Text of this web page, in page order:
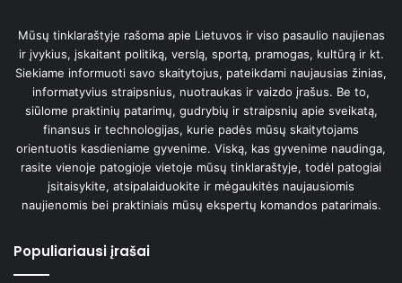
Mūsų tinklaraštyje rašoma apie Lietuvos ir viso pasaulio naujienas
ir įvykius, įskaitant politiką, verslą, sportą, pramogas, kultūrą ir kt.
Siekiame informuoti savo skaitytojus, pateikdami naujausias žinias,
informatyvius straipsnius, nuotraukas ir vaizdo įrašus. Be to,
siūlome praktinių patarimų, gudrybių ir straipsnių apie sveikatą,
finansus ir technologijas, kurie padės mūsų skaitytojams
orientuotis kasdieniame gyvenime. Viską, kas gyvenime naudinga,
rasite vienoje patogioje vietoje mūsų tinklaraštyje, todėl patogiai
įsitaisykite, atsipalaiduokite ir mėgaukitės naujausiomis
naujienomis bei praktiniais mūsų ekspertų komandos patarimais.
Populiariausi įrašai